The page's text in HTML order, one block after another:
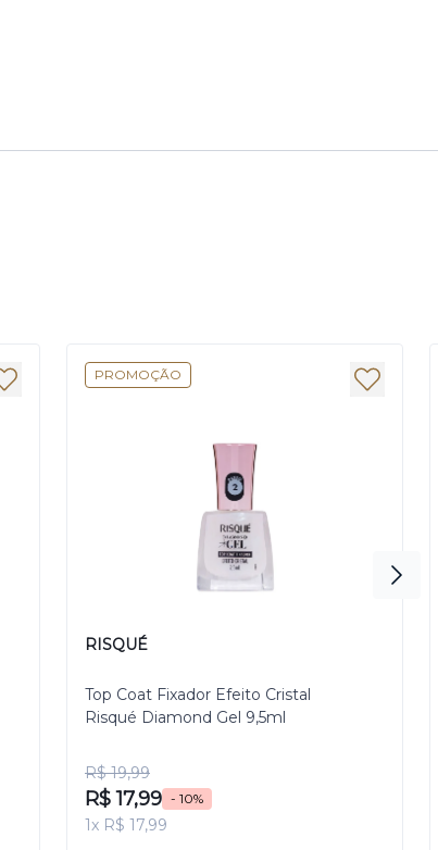
PROMOÇÃO
RISQUÉ
Top Coat Fixador Efeito Cristal
Risqué Diamond Gel 9,5ml
R$ 19,99
R$ 17,99 - 10%
1x R$ 17,99